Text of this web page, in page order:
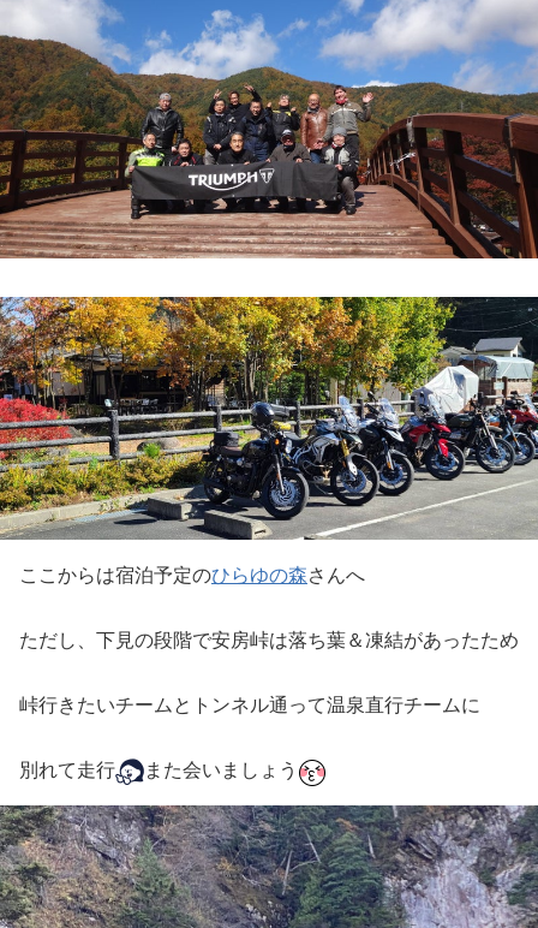
ここからは宿泊予定のひらゆの森さんへ
ただし、下見の段階で安房峠は落ち葉＆凍結があったため
峠行きたいチームとトンネル通って温泉直行チームに
別れて走行 また会いましょう